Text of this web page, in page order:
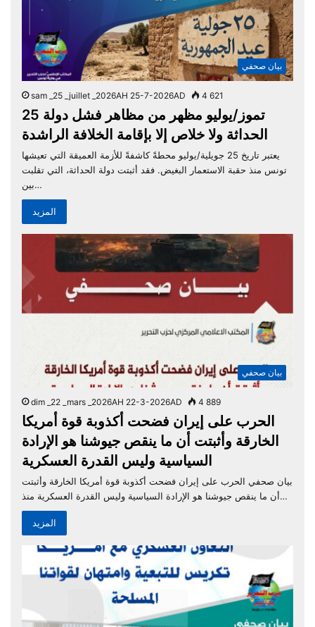
بيان صحفي
sam _25 _juillet _2026AH 25-7-2026AD 4 621
25 تموز/يوليو مظهر من مظاهر فشل دولة
الحداثة ولا خلاص إلا بإقامة الخلافة الراشدة
يعتبر تاريخ 25 جويلية/يوليو محطةً كاشفةً للأزمة العميقة التي تعيشها
تونس منذ حقبة الاستعمار البغيض. فقد أثبتت دولة الحداثة، التي تقلبت
بين…
المزيد
بيان صحفي
dim _22 _mars _2026AH 22-3-2026AD 4 889
الحرب على إيران فضحت أكذوبة قوة أمريكا
الخارقة وأثبتت أن ما ينقص جيوشنا هو الإرادة
السياسية وليس القدرة العسكرية
بيان صحفي الحرب على إيران فضحت أكذوبة قوة أمريكا الخارقة وأثبتت
أن ما ينقص جيوشنا هو الإرادة السياسية وليس القدرة العسكرية منذ…
المزيد